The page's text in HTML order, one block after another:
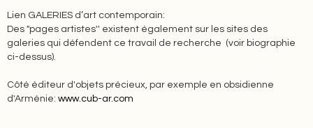
Lien GALERIES d’art contemporain:
Des "pages artistes'' existent également sur les sites des
galeries qui défendent ce travail de recherche (voir biographie
ci-dessus).
Côté éditeur d'objets précieux, par exemple en obsidienne
d'Arménie: www.cub-ar.com